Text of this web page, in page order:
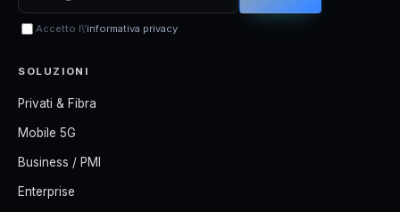
Accetto l\'informativa privacy
SOLUZIONI
Privati & Fibra
Mobile 5G
Business / PMI
Enterprise